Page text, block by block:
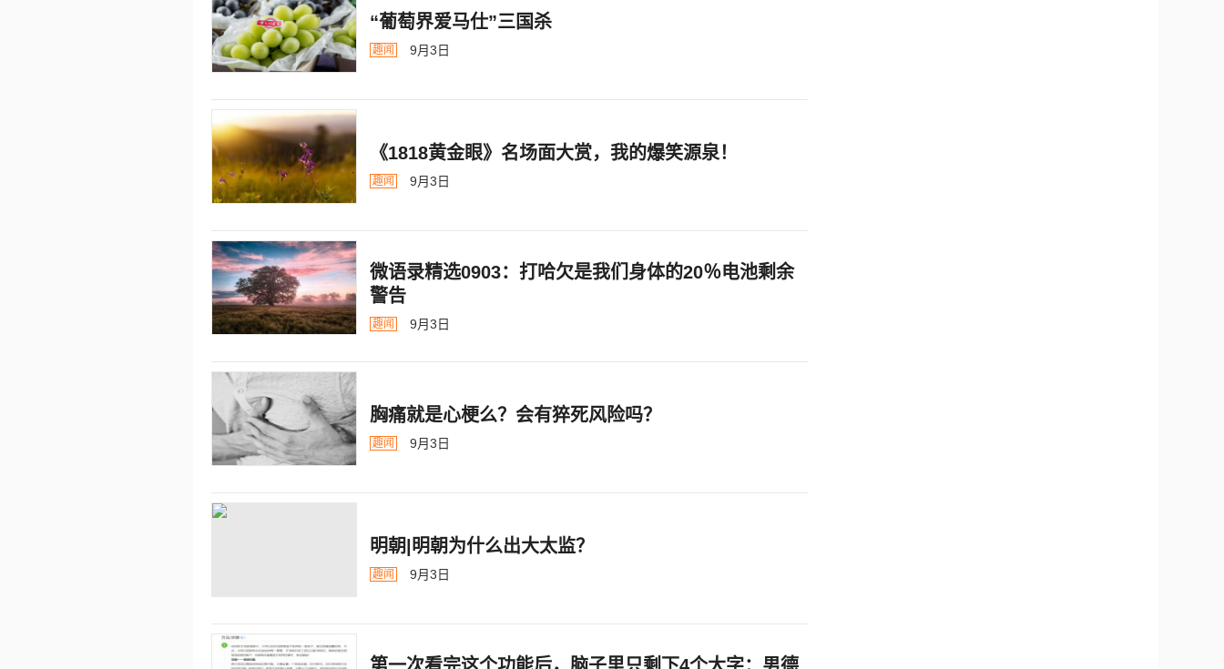
“葡萄界爱马仕”三国杀
趣闻 9月3日
《1818黄金眼》名场面大赏，我的爆笑源泉！
趣闻 9月3日
微语录精选0903：打哈欠是我们身体的20％电池剩余
警告
趣闻 9月3日
胸痛就是心梗么？会有猝死风险吗？
趣闻 9月3日
明朝|明朝为什么出大太监？ ​​​
趣闻 9月3日
第一次看完这个功能后，脑子里只剩下4个大字：男德